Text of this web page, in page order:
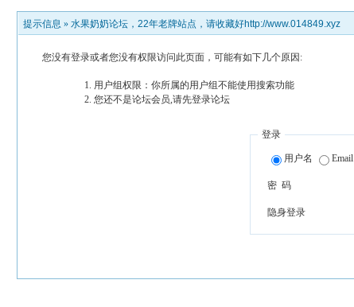
提示信息 » 水果奶奶论坛，22年老牌站点，请收藏好http://www.014849.xyz
您没有登录或者您没有权限访问此页面，可能有如下几个原因:
用户组权限：你所属的用户组不能使用搜索功能
您还不是论坛会员,请先登录论坛
登录
用户名 Email
密 码
隐身登录